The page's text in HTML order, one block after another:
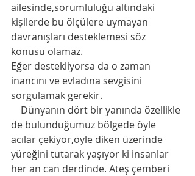
ailesinde,sorumluluğu altındaki
kişilerde bu ölçülere uymayan
davranışları desteklemesi söz
konusu olamaz.
Eğer destekliyorsa da o zaman
inancını ve evladına sevgisini
sorgulamak gerekir.
de bulunduğumuz bölgede öyle
acılar çekiyor,öyle diken üzerinde
yüreğini tutarak yaşıyor ki insanlar
her an can derdinde. Ateş çemberi